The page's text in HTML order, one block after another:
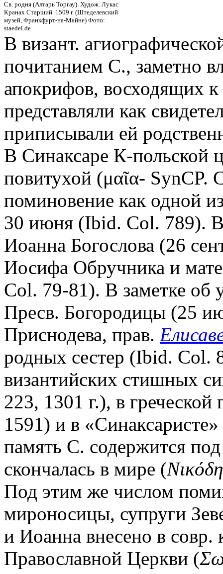
Св. родня (Алтарь Торгау). Худож. Лукас
Кранах Старший. 1509 г. (Штеделевский
музей, Франкфурт-на-Майне) Фото:
staedel.de
В визант.
почитанием С., заметно
апокрифов, восходящих
представляли как
приписывали ей
В Синаксаре К-польской
повитухой (μαῖα- SynCP.
поминовение как одной
30 июня (Ibid. Col. 789). В
Иоанна Богослова (26
Иосифа Обручника и
Col. 79-81). В заметке об
Пресв. Богородицы (25
Приснодева, прав.
родных сестер (Ibid. Col.
византийских стишных
223, 1301 г.), в
1591) и в
память С. содержится
скончалась в мире (
Под этим же числом
мироносицы, супруги
и Иоанна внесено в совр.
Православной Церкви (